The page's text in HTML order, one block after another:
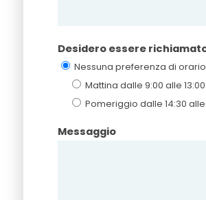
Desidero essere
Nessuna preferenza di orario
Mattina dalle 9:00 alle 13:00
Pomeriggio dalle 14:30 alle
Messaggio